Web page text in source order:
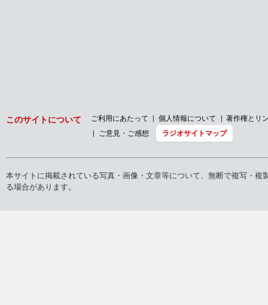
このサイトについて ご利用にあたって 個人情報について
著作権とリ
ご意見・ご感想
ラジオサイトマップ
本サイトに掲載されている写真・画像・文章等について、無断で複写・
る場合があります。